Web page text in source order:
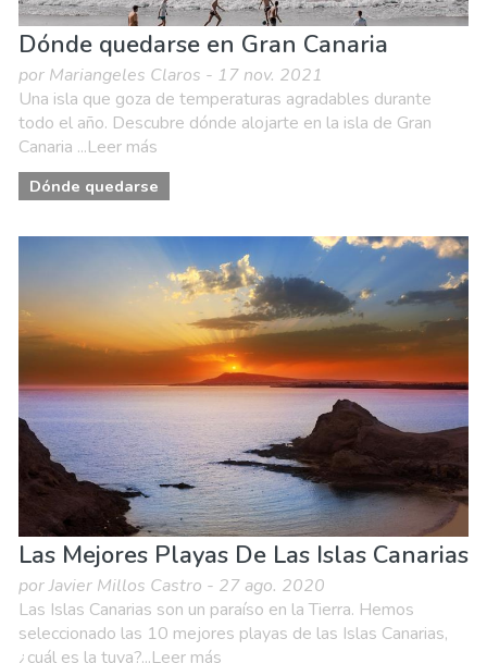
Dónde quedarse en Gran Canaria
por Mariangeles Claros - 17 nov. 2021
Una isla que goza de temperaturas agradables durante
todo el año. Descubre dónde alojarte en la isla de Gran
Canaria ...Leer más
Dónde quedarse
Las Mejores Playas De Las Islas Canarias
por Javier Millos Castro - 27 ago. 2020
Las Islas Canarias son un paraíso en la Tierra. Hemos
seleccionado las 10 mejores playas de las Islas Canarias,
¿cuál es la tuya?...Leer más